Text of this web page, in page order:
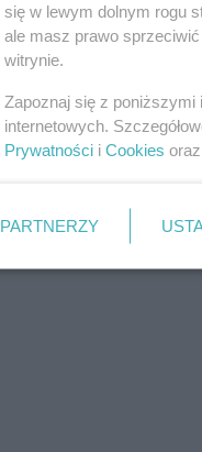
się w lewym dolnym rogu
ale masz prawo
witrynie.
Zapoznaj się z
internetowych.
Prywatności i Cookies
PARTNERZY